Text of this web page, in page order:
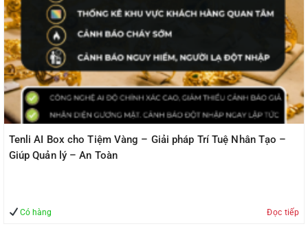
Tenli AI Box cho Tiệm Vàng – Giải pháp Trí Tuệ Nhân Tạo –
Giúp Quản lý – An Toàn
Có hàng Đọc tiếp